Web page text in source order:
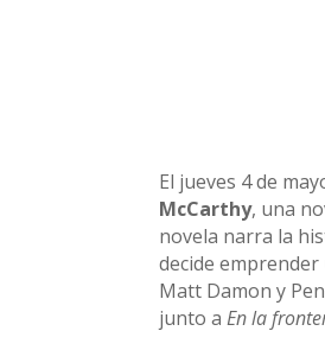
El jueves 4 de
McCarthy, una
novela narra la
decide
Matt Damon y
junto aEn la